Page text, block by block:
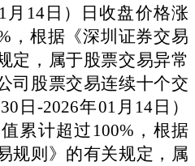
月14日）日收盘价格涨
，根据《深圳证券交易
定，属于股票交易异常
司股票交易连续十个交
日-2026年01月14日）
累计超过100%，根据
规则》的有关规定，属